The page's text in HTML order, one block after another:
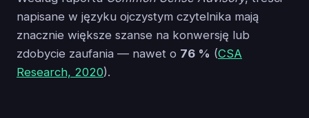
napisane w języku ojczystym czytelnika mają
znacznie większe szanse na konwersję lub
zdobycie zaufania — nawet o 76 % (CSA
Research, 2020).